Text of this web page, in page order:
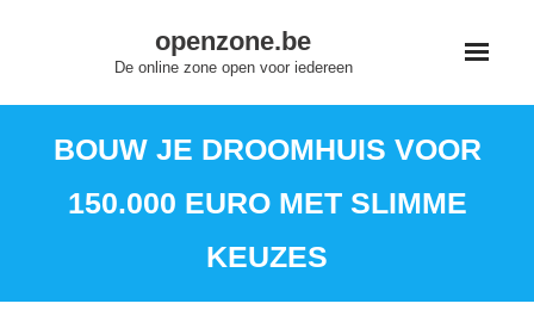
openzone.be
De online zone open voor iedereen
BOUW JE DROOMHUIS VOOR
150.000 EURO MET SLIMME
KEUZES